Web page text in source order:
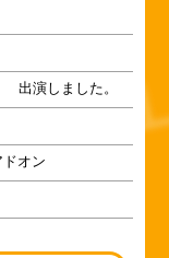
出演しました。
オン